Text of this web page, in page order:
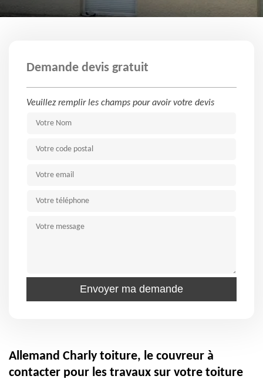
Demande devis gratuit
Veuillez remplir les champs pour avoir votre devis
Allemand Charly toiture, le couvreur à
contacter pour les travaux sur votre toiture